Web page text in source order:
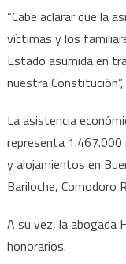
“Cabe aclarar que la
víctimas y los
Estado asumida en
nuestra
La asistencia
representa
y alojamientos en
Bariloche, Comodoro
A su vez, la abogada
honorarios.